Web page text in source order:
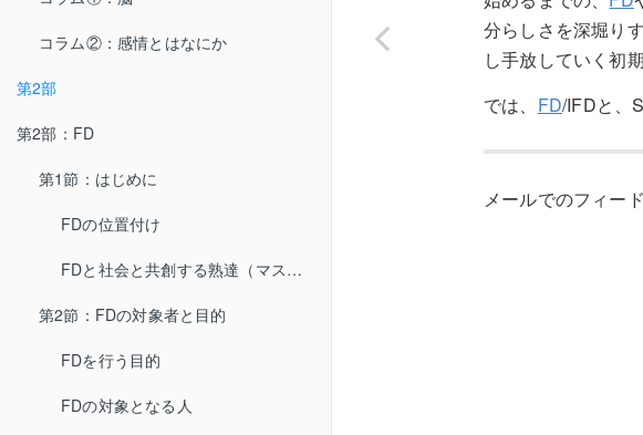
コラム②：感情とはなにか
第2部
第2部：FD
第1節：はじめに
FDの位置付け
FDと社会と共創する熟達（マスタリー）
第2節：FDの対象者と目的
FDを行う目的
FDの対象となる人
分らしさを深堀り
し手放していく初
では、 FD/IFDと、
メールでのフィー